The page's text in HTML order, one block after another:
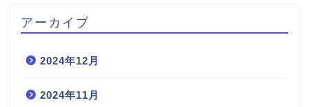
アーカイブ
2024年12月
2024年11月